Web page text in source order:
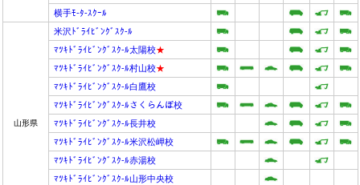
横手ﾓ-ﾀ-ｽｸｰﾙ
山形県
米沢ﾄﾞﾗｲﾋﾞﾝｸﾞｽｸ-ﾙ
ﾏﾂｷﾄﾞﾗｲﾋﾞﾝｸﾞｽｸ-ﾙ太陽校★
ﾏﾂｷﾄﾞﾗｲﾋﾞﾝｸﾞｽｸ-ﾙ村山校★
ﾏﾂｷﾄﾞﾗｲﾋﾞﾝｸﾞｽｸ-ﾙ白鷹校
ﾏﾂｷﾄﾞﾗｲﾋﾞﾝｸﾞｽｸ-ﾙさくらんぼ校
ﾏﾂｷﾄﾞﾗｲﾋﾞﾝｸﾞｽｸ-ﾙ長井校
ﾏﾂｷﾄﾞﾗｲﾋﾞﾝｸﾞｽｸ-ﾙ米沢松岬校
ﾏﾂｷﾄﾞﾗｲﾋﾞﾝｸﾞｽｸ-ﾙ赤湯校
ﾏﾂｷﾄﾞﾗｲﾋﾞﾝｸﾞｽｸ-ﾙ山形中央校